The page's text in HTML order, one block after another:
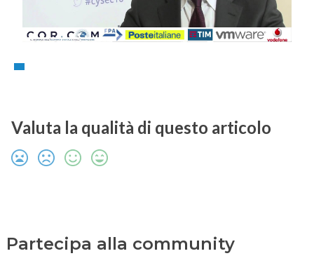
Valuta la qualità di questo articolo
Partecipa alla community